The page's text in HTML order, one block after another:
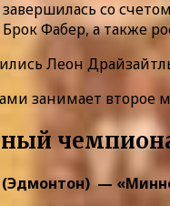
со
Фабер, а также
Леон
занимает второе
—